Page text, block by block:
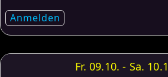
Anmelden
Fr. 09.10. - Sa.